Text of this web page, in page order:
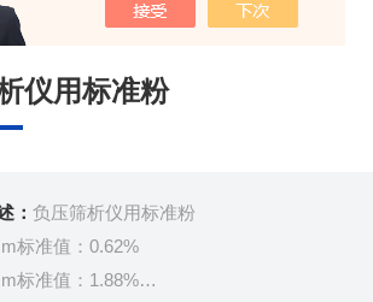
仪用标准粉
：负压筛析仪用标准粉
标准值：0.62%
标准值：1.88%